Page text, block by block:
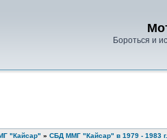
Бороться и
"Кайсар" » СБД ММГ "Кайсар" в 1979 - 1983